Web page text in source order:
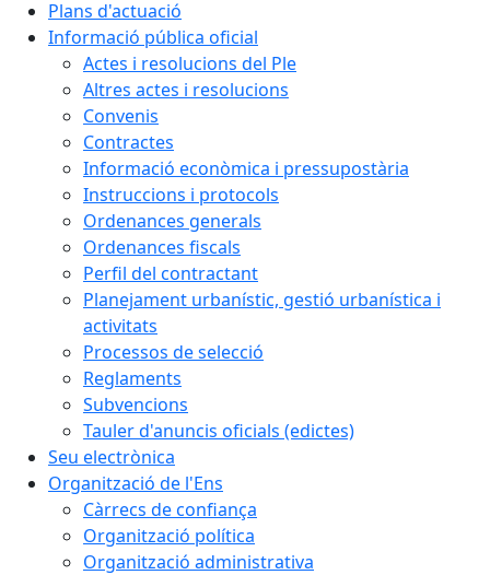
Plans d'actuació
Informació pública oficial
Actes i resolucions del Ple
Altres actes i resolucions
Convenis
Contractes
Informació econòmica i pressupostària
Instruccions i protocols
Ordenances generals
Ordenances fiscals
Perfil del contractant
Planejament urbanístic, gestió urbanística i
activitats
Processos de selecció
Reglaments
Subvencions
Tauler d'anuncis oficials (edictes)
Seu electrònica
Organització de l'Ens
Càrrecs de confiança
Organització política
Organització administrativa